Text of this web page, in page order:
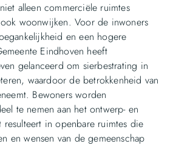
alleen commerciële ruimtes
woonwijken. Voor de inwoners
en een hogere
Eindhoven heeft
gelanceerd om sierbestrating in
waardoor de betrokkenheid van
Bewoners worden
te nemen aan het ontwerp- en
resulteert in openbare ruimtes die
en wensen van de gemeenschap